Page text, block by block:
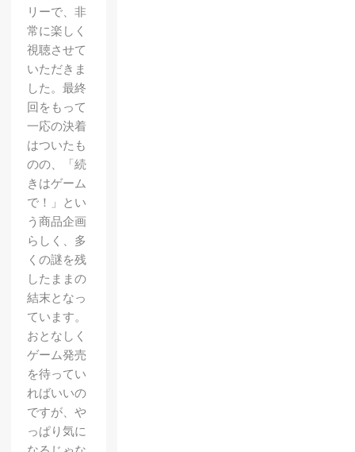
リーで、非
常に楽しく
視聴させて
いただきま
した。最終
回をもって
一応の決着
はついたも
のの、「続
きはゲーム
で！」とい
う商品企画
らしく、多
くの謎を残
したままの
結末となっ
ています。
おとなしく
ゲーム発売
を待ってい
ればいいの
ですが、や
っぱり気に